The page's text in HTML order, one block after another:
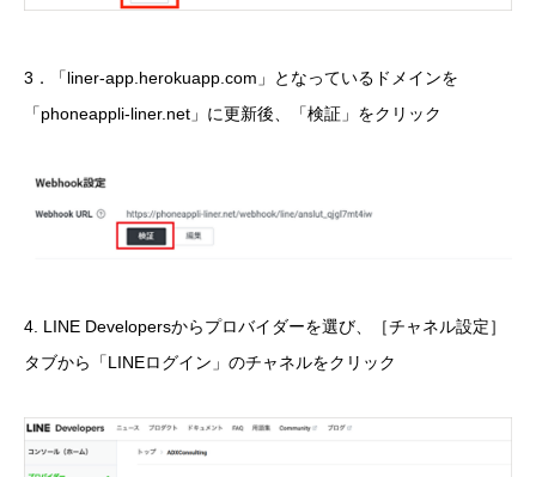
3．「liner-app.herokuapp.com」となっているドメインを
「phoneappli-liner.net」に更新後、「検証」をクリック
4. LINE Developersからプロバイダーを選び、［チャネル設定］
タブから「LINEログイン」のチャネルをクリック